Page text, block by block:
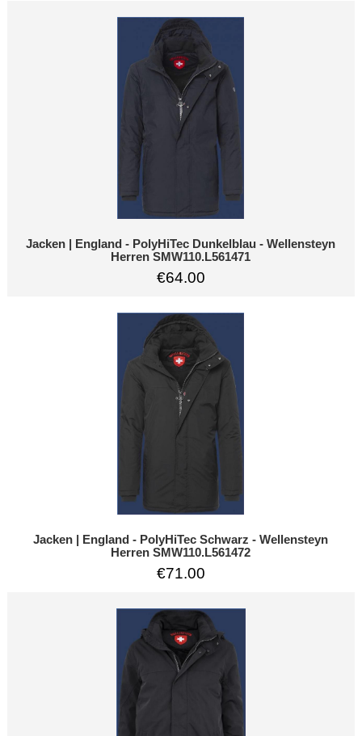
Jacken | England - PolyHiTec Dunkelblau - Wellensteyn
Herren SMW110.L561471
€64.00
Jacken | England - PolyHiTec Schwarz - Wellensteyn
Herren SMW110.L561472
€71.00